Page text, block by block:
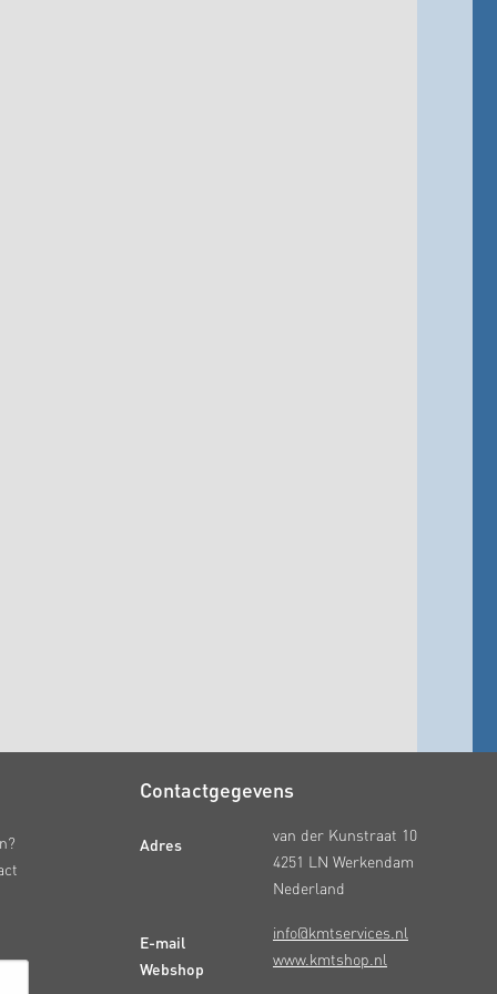
Contactgegevens
Adres
E-mail
Webshop
van der Kunstraat 10
4251 LN Werkendam
Nederland
info@kmtservices.nl
www.kmtshop.nl